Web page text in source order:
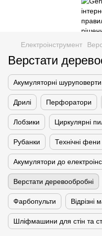
Електроінструмент
Верстати
Акумуляторні шуруповерти
Дрилі Перфоратори
Лобзики Циркулярні
Рубанки Технічні фени
Акумулятори до
Верстати деревообробні
Фарбопульти Відрізні
Шліфмашини для стін та